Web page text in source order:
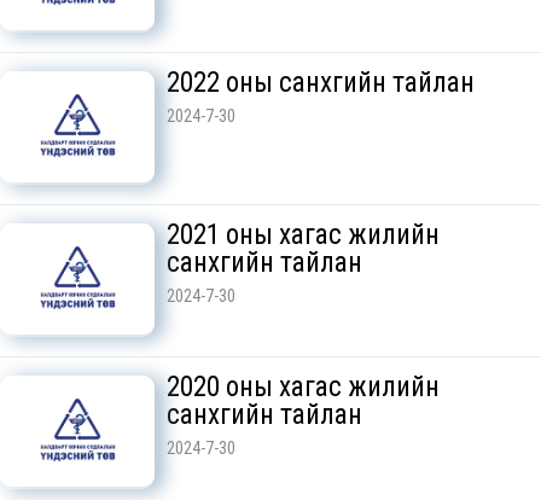
2022 оны санхүүгийн тайлан
2024-7-30
2021 оны хагас жилийн
санхүүгийн тайлан
2024-7-30
2020 оны хагас жилийн
санхүүгийн тайлан
2024-7-30